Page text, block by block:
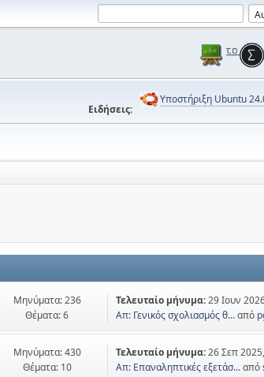
Ειδήσεις:
Υποστήριξη Ubuntu
Μηνύματα: 236
Θέματα: 6
Τελευταίο μήνυμα:29 Ιουν
Απ: Γενικός σχολιασμός θ...από
Μηνύματα: 430
Θέματα: 10
Τελευταίο μήνυμα:26 Σεπ
Απ: Επαναληπτικές εξετάσ...από